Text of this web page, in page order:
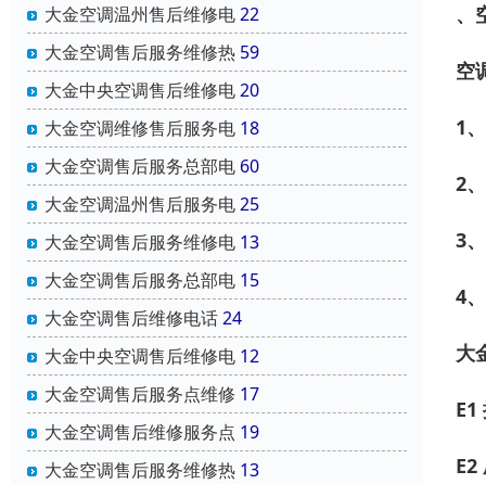
大金空调温州售后维修电22
大金空调售后服务维修热 59
大金中央空调售后维修电20
大金空调维修售后服务电 18
大金空调售后服务总部电 60
大金空调温州售后服务电25
大金空调售后服务维修电 13
大金空调售后服务总部电 15
大金空调售后维修电话24
大金中央空调售后维修电 12
大金空调售后服务点维修 17
大金空调售后维修服务点 19
大金空调售后服务维修热 13
、
空
1
2
3
4
大
E1
E2